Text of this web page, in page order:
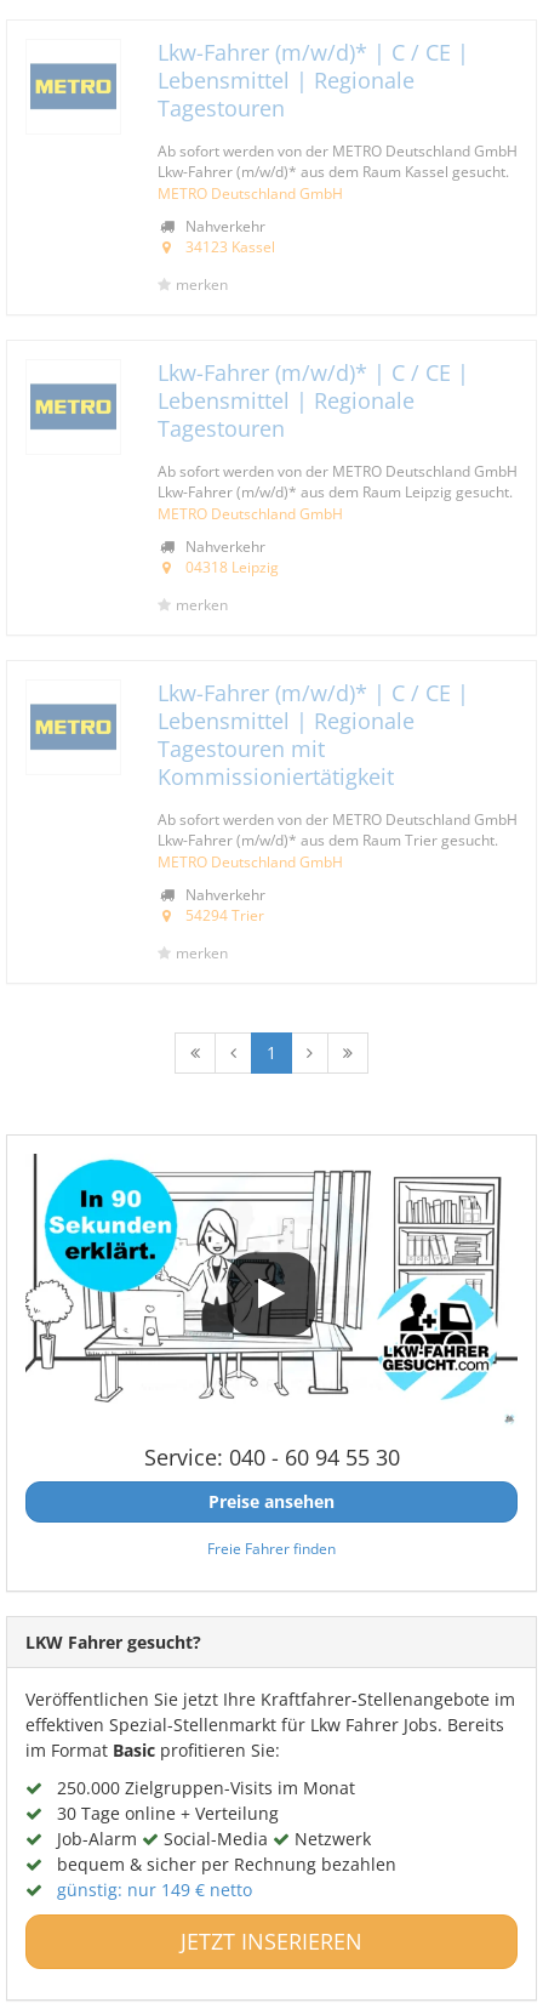
Lkw-Fahrer (m/w/d)* | C / CE |
Lebensmittel | Regionale
Tagestouren
Ab sofort werden von der METRO Deutschland GmbH
Lkw-Fahrer (m/w/d)* aus dem Raum Kassel gesucht.
METRO Deutschland GmbH
Nahverkehr
34123 Kassel
merken
Lkw-Fahrer (m/w/d)* | C / CE |
Lebensmittel | Regionale
Tagestouren
Ab sofort werden von der METRO Deutschland GmbH
Lkw-Fahrer (m/w/d)* aus dem Raum Leipzig gesucht.
METRO Deutschland GmbH
Nahverkehr
04318 Leipzig
merken
Lkw-Fahrer (m/w/d)* | C / CE |
Lebensmittel | Regionale
Tagestouren mit
Kommissioniertätigkeit
Ab sofort werden von der METRO Deutschland GmbH
Lkw-Fahrer (m/w/d)* aus dem Raum Trier gesucht.
METRO Deutschland GmbH
Nahverkehr
54294 Trier
merken
1
Service: 040 - 60 94 55 30
Preise ansehen
Freie Fahrer finden
LKW Fahrer gesucht?
Veröffentlichen Sie jetzt Ihre Kraftfahrer-Stellenangebote im
effektiven Spezial-Stellenmarkt für Lkw Fahrer Jobs. Bereits
im Format Basic profitieren Sie:
250.000 Zielgruppen-Visits im Monat
30 Tage online + Verteilung
Job-Alarm
Social-Media
Netzwerk
bequem & sicher per Rechnung bezahlen
günstig: nur 149 € netto
JETZT INSERIEREN